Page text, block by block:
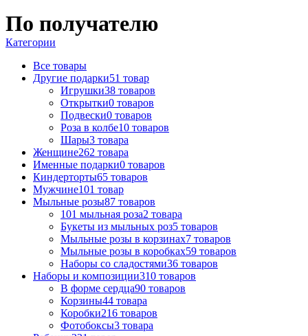
По получателю
Категории
Все товары
Другие подарки51 товар
Игрушки38 товаров
Открытки0 товаров
Подвески0 товаров
Роза в колбе10 товаров
Шары3 товара
Женщине262 товара
Именные подарки0 товаров
Киндерторты65 товаров
Мужчине101 товар
Мыльные розы87 товаров
101 мыльная роза2 товара
Букеты из мыльных роз5 товаров
Мыльные розы в корзинах7 товаров
Мыльные розы в коробках59 товаров
Наборы со сладостями36 товаров
Наборы и композиции310 товаров
В форме сердца90 товаров
Корзины44 товара
Коробки216 товаров
Фотобоксы3 товара